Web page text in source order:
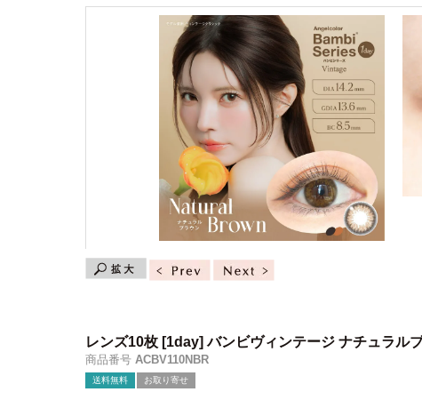
レンズ10枚 [1day] バンビヴィンテージ ナチュラル
商品番号 ACBV110NBR
送料無料 お取り寄せ